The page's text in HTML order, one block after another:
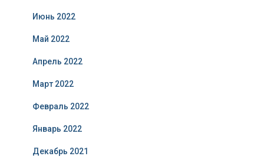
Июнь 2022
Май 2022
Апрель 2022
Март 2022
Февраль 2022
Январь 2022
Декабрь 2021